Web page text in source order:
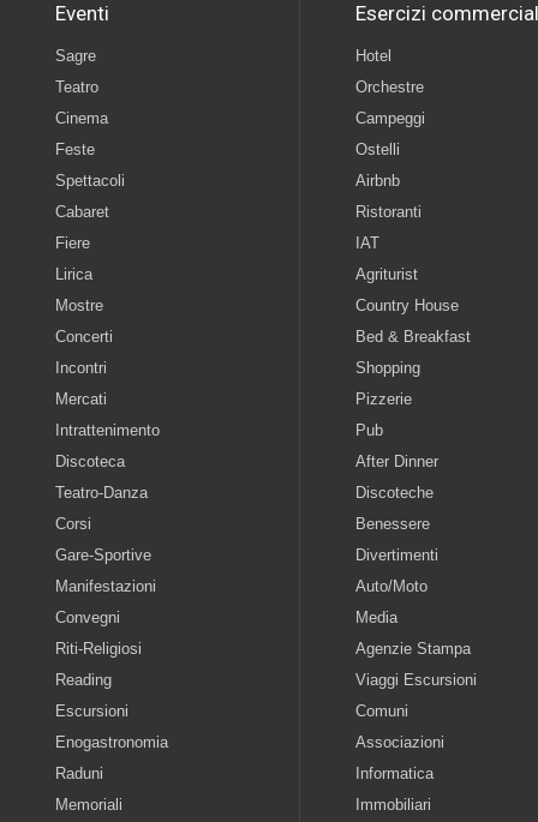
Eventi
Sagre
Teatro
Cinema
Feste
Spettacoli
Cabaret
Fiere
Lirica
Mostre
Concerti
Incontri
Mercati
Intrattenimento
Discoteca
Teatro-Danza
Corsi
Gare-Sportive
Manifestazioni
Convegni
Riti-Religiosi
Reading
Escursioni
Enogastronomia
Raduni
Memoriali
Esercizi
Hotel
Orchestre
Campeggi
Ostelli
Airbnb
Ristoranti
IAT
Agriturist
Country House
Bed & Breakfast
Shopping
Pizzerie
Pub
After Dinner
Discoteche
Benessere
Divertimenti
Auto/Moto
Media
Agenzie Stampa
Viaggi Escursioni
Comuni
Associazioni
Informatica
Immobiliari